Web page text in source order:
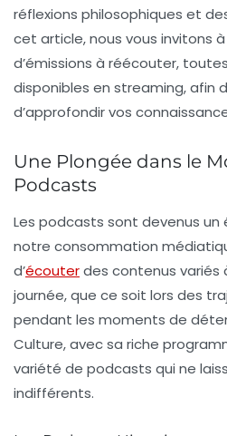
réflexions philosophiques et
cet article, nous vous invitons
d’émissions à réécouter,
disponibles en streaming, afin
d’approfondir vos
Une Plongée dans le
Podcasts
Les podcasts sont devenus
notre consommation
d’écouterdes contenus
journée, que ce soit lors des
pendant les moments de
Culture, avec sa riche
variété de podcasts qui ne
indifférents.